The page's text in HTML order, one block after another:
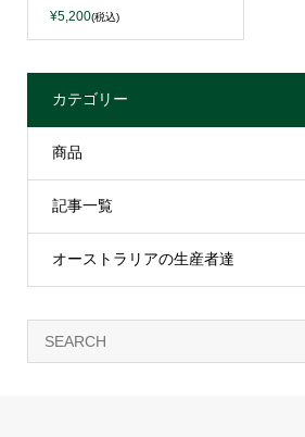
¥5,200(税込)
カテゴリー
商品
記事一覧
オーストラリアの生産者達